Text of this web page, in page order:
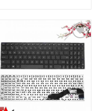
Add to
Wishlist